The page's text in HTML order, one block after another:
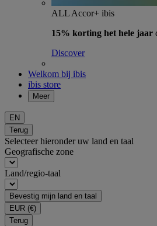
ALL Accor+ ibis
15% korting het hele jaar
Discover
Welkom bij ibis
ibis store
Meer
EN
Terug
Selecteer hieronder uw land en taal
Geografische zone
Land/regio-taal
Bevestig mijn land en taal
EUR (€)
Terug